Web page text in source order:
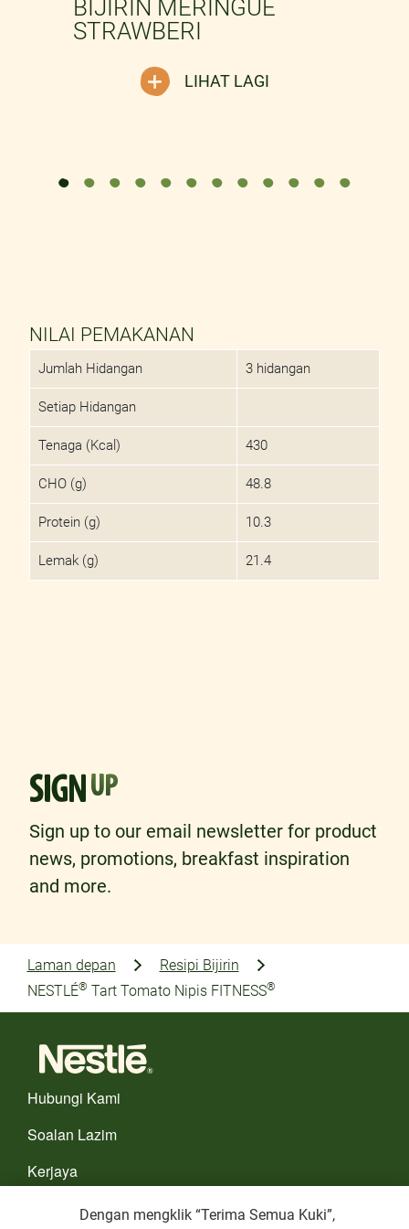
BIJIRIN MERINGUE
STRAWBERI
LIHAT LAGI
NILAI PEMAKANAN
Jumlah Hidangan 3 hidangan
Setiap Hidangan
Tenaga (Kcal) 430
CHO (g) 48.8
Protein (g) 10.3
Lemak (g) 21.4
SIGNUP
Sign up to our email newsletter for product
news, promotions, breakfast inspiration
and more.
Laman depan
Resipi Bijirin
NESTLÉ® Tart Tomato Nipis FITNESS®
Hubungi Kami
Soalan Lazim
Kerjaya
Dengan mengklik “Terima Semua Kuki”,